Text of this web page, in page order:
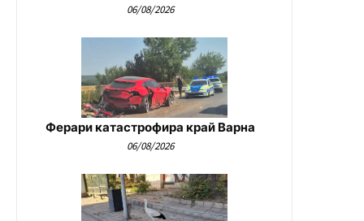
06/08/2026
Ферари катастрофира край Варна
06/08/2026